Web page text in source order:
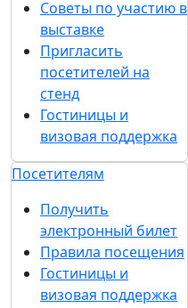
Советы по участию в
выставке
Пригласить
посетителей на
стенд
Гостиницы и
визовая поддержка
Посетителям
Получить
электронный билет
Правила посещения
Гостиницы и
визовая поддержка